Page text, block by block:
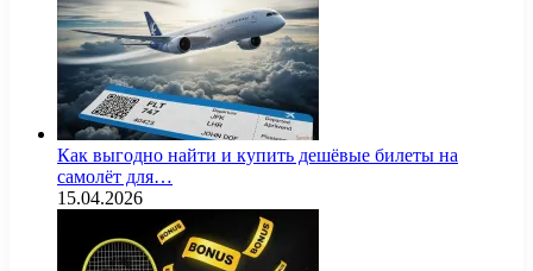
Как выгодно найти и купить дешёвые билеты на
самолёт для…
15.04.2026